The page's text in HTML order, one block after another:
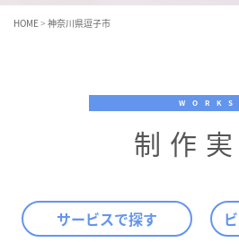
HOME> 神奈川県逗子市
WORKS
制作
サービスで探す